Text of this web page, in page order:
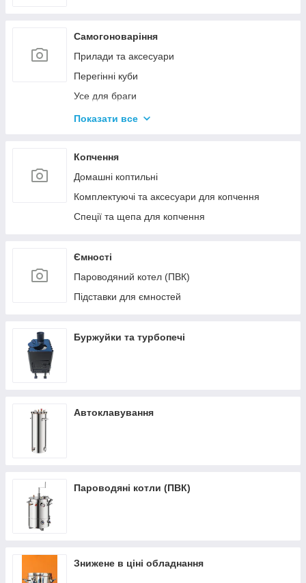
Самогоноваріння
Прилади та аксесуари
Перегінні куби
Усе для браги
Комплектуючі та запчастини
Колони без ємності
Показати все
Копчення
Домашні коптильні
Комплектуючі та аксесуари для копчення
Спеції та щепа для копчення
Ємності
Пароводяний котел (ПВК)
Підставки для ємностей
Буржуйки та турбопечі
Автоклавування
Пароводяні котли (ПВК)
Знижене в ціні обладнання